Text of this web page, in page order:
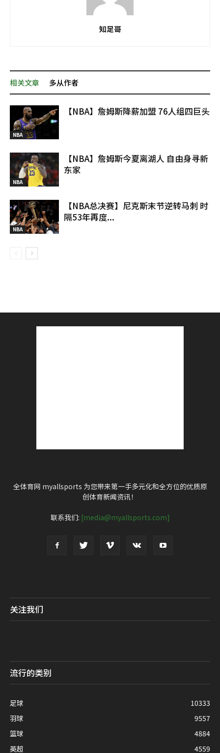
知足哥
相关文章 多从作者
NBA
【NBA】詹姆斯降薪加盟 76人组四巨头
NBA
【NBA】詹姆斯今夏离湖人 自由身寻新
东家
NBA
【NBA总决赛】尼克斯末节逆转马刺 时
隔53年再度...
全体育网 myallsports 为您带来第一手多元化和全方位的优质原
创体育新闻资讯！
联系我们: [media@myallsports.com]
关注我们
流行的类别
足球
10333
羽球
9557
篮球
4884
英超
4559